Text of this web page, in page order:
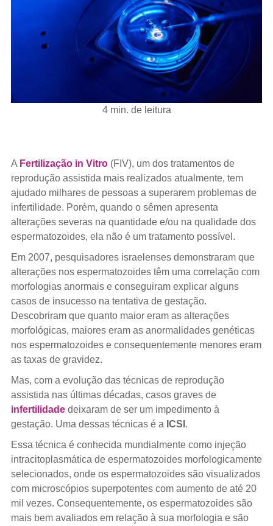
4 min. de leitura
A Fertilização in Vitro(FIV), um dos tratamentos de
reprodução assistida mais realizados atualmente, tem
ajudado milhares de pessoas a superarem problemas de
infertilidade. Porém, quando o sêmen apresenta
alterações severas na quantidade e/ou na qualidade dos
espermatozoides, ela não é um tratamento possível.
Em 2007, pesquisadores israelenses demonstraram que
alterações nos espermatozoides têm uma correlação com
morfologias anormais e conseguiram explicar alguns
casos de insucesso na tentativa de gestação.
Descobriram que quanto maior eram as alterações
morfológicas, maiores eram as anormalidades genéticas
nos espermatozoides e consequentemente menores eram
as taxas de gravidez.
Mas, com a evolução das técnicas de reprodução
assistida nas últimas décadas, casos graves de
infertilidadedeixaram de ser um impedimento à
gestação. Uma dessas técnicas é a ICSI .
Essa técnica é conhecida mundialmente como injeção
intracitoplasmática de espermatozoides morfologicamente
selecionados, onde os espermatozoides são visualizados
com microscópios superpotentes com aumento de até 20
mil vezes. Consequentemente, os espermatozoides são
mais bem avaliados em relação à sua morfologia e são